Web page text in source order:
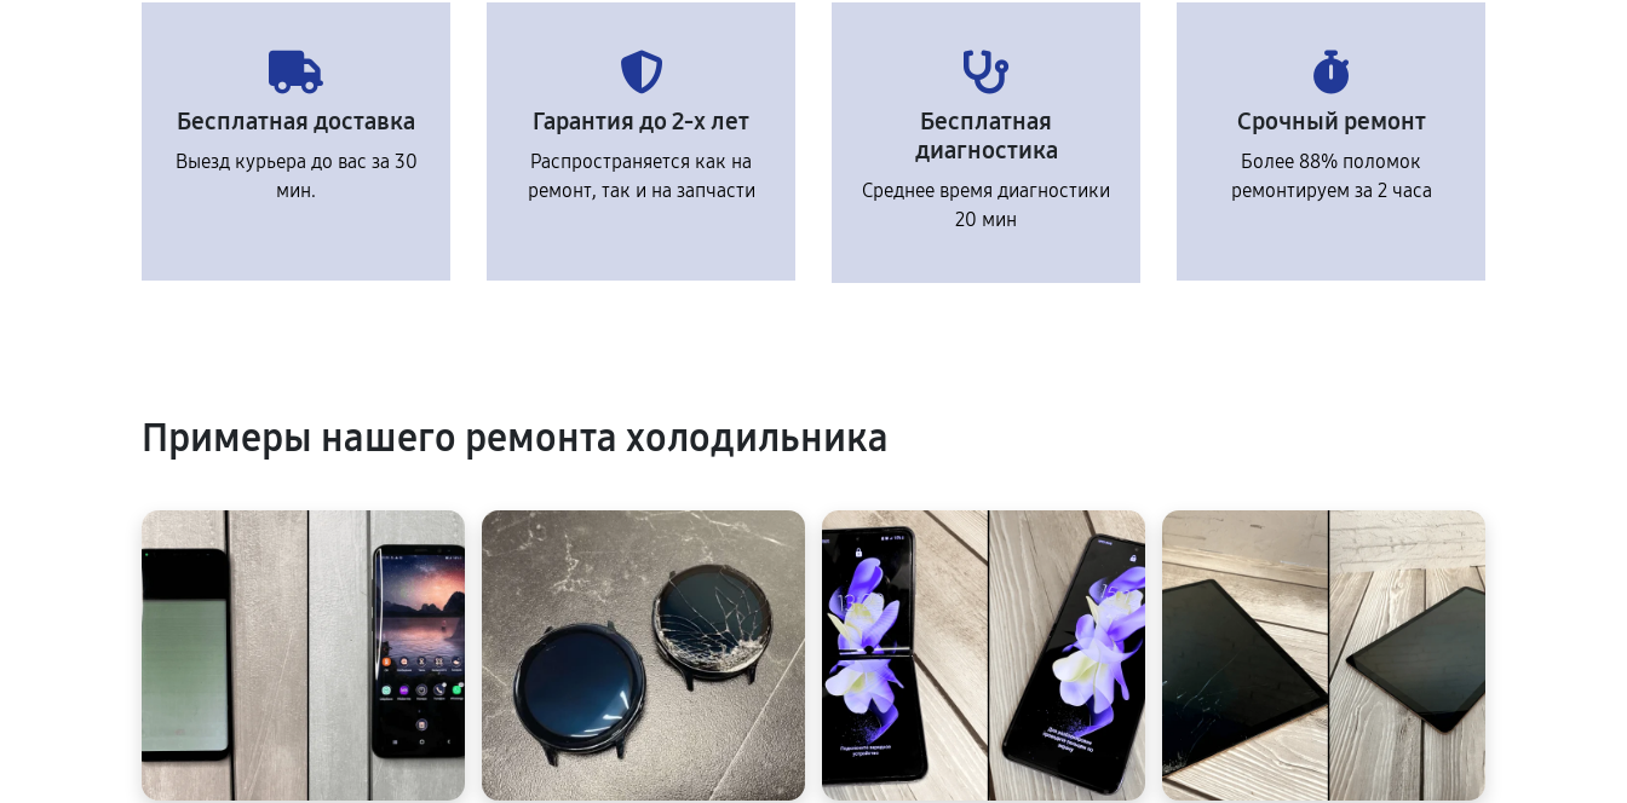
Бесплатная доставка
Выезд курьера до вас за 30
мин.
Гарантия до 2-х лет
Распространяется как на
ремонт, так и на запчасти
Бесплатная
диагностика
Среднее время диагностики
20 мин
Срочный ремонт
Более 88% поломок
ремонтируем за 2 часа
Примеры нашего ремонта холодильника